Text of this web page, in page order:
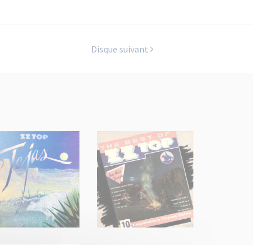
Disque suivant